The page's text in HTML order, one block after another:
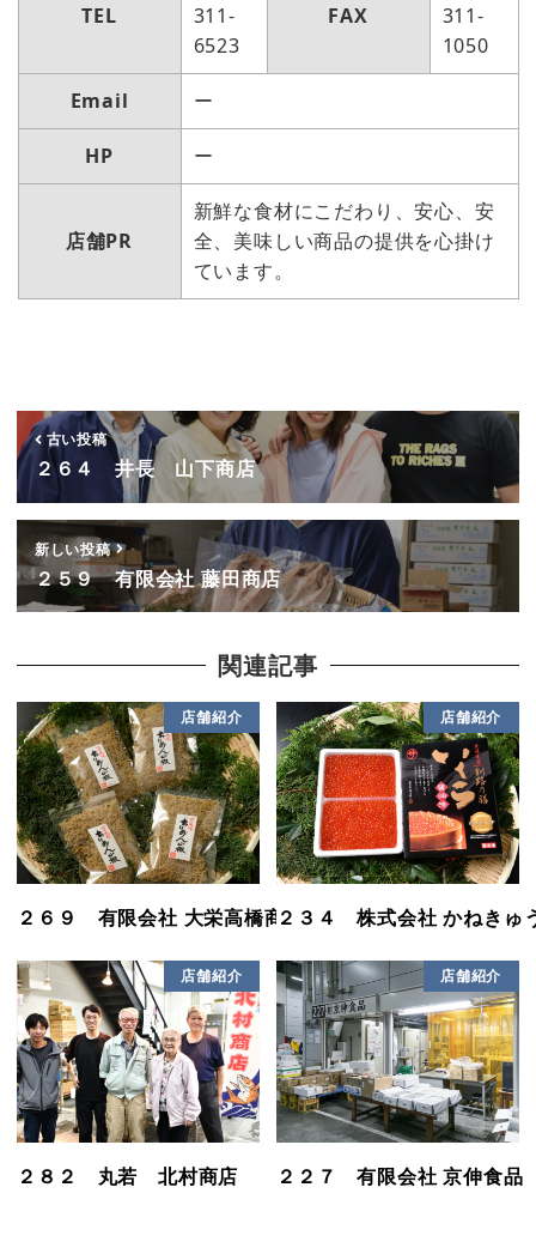
TEL
311-
6523
FAX
311-
1050
Email ー
HP ー
店舗PR
新鮮な食材にこだわり、安心、安
全、美味しい商品の提供を心掛け
ています。
古い投稿
２６４ 井長 山下商店
新しい投稿
２５９ 有限会社 藤田商店
関連記事
店舗紹介
２６９ 有限会社 大栄高橋商店
店舗紹介
２３４ 株式会社 かねきゅ
店舗紹介
２８２ 丸若 北村商店
店舗紹介
２２７ 有限会社 京伸食品